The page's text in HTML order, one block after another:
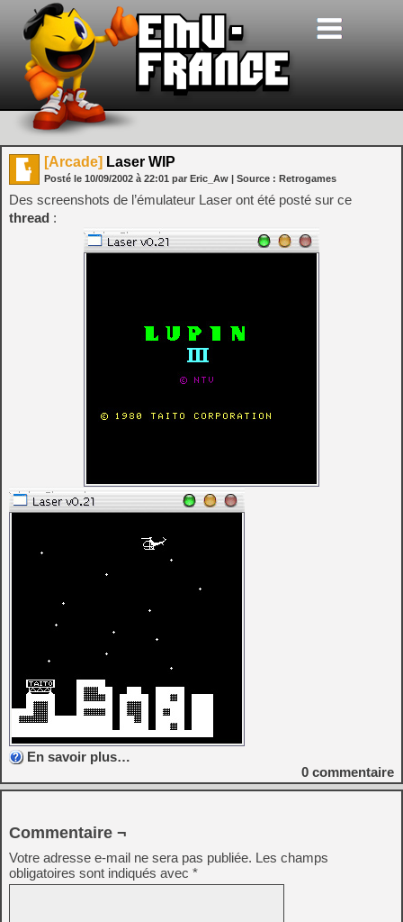
[Arcade] Laser WIP
Posté le 10/09/2002 à 22:01 par Eric_Aw | Source : Retrogames
Des screenshots de l’émulateur Laser ont été posté sur ce
thread :
En savoir plus…
0 commentaire
Commentaire ¬
Votre adresse e-mail ne sera pas publiée. Les champs
obligatoires sont indiqués avec *